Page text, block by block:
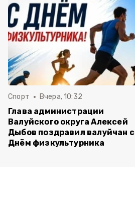
Спорт Вчера, 10:32
Глава администрации
Валуйского округа Алексей
Дыбов поздравил валуйчан с
Днём физкультурника